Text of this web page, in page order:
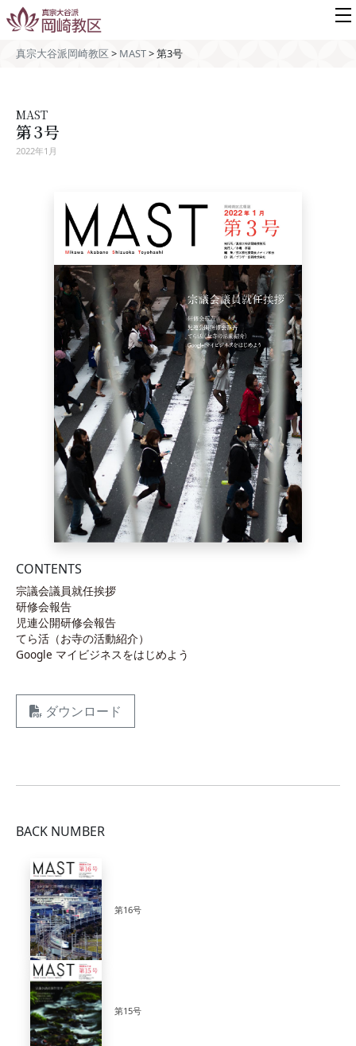
真宗大谷派岡崎教区 > MAST>第3号
MAST
第3号
2022年1月
CONTENTS
宗議会議員就任挨拶
研修会報告
児連公開研修会報告
てら活（お寺の活動紹介）
Google マイビジネスをはじめよう
ダウンロード
BACK NUMBER
第16号
第15号